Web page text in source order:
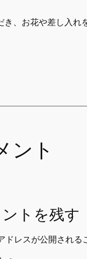
き、お花や差し入れ
ント
トを残す
ドレスが公開される